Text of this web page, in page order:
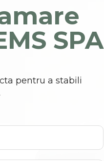
SPA
pentru a stabili